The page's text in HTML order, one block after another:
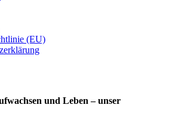
(EU)
und Leben – unser